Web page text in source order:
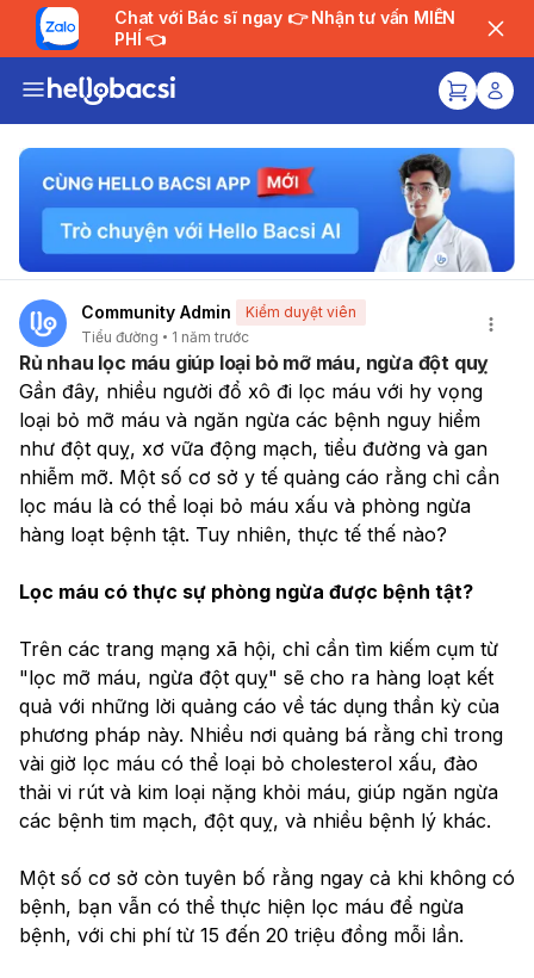
Chat với Bác sĩ ngay 👉 Nhận tư vấn MIỄN
PHÍ 👈
Community Admin
Kiểm duyệt viên
Tiểu đường
1 năm trước
Rủ nhau lọc máu giúp loại bỏ mỡ máu, ngừa đột quỵ
Gần đây, nhiều người đổ xô đi lọc máu với hy vọng
loại bỏ mỡ máu và ngăn ngừa các bệnh nguy hiểm
như đột quỵ, xơ vữa động mạch, tiểu đường và gan
nhiễm mỡ. Một số cơ sở y tế quảng cáo rằng chỉ cần
lọc máu là có thể loại bỏ máu xấu và phòng ngừa
hàng loạt bệnh tật. Tuy nhiên, thực tế thế nào?
Lọc máu có thực sự phòng ngừa được bệnh tật?
Trên các trang mạng xã hội, chỉ cần tìm kiếm cụm từ
"lọc mỡ máu, ngừa đột quỵ" sẽ cho ra hàng loạt kết
quả với những lời quảng cáo về tác dụng thần kỳ của
phương pháp này. Nhiều nơi quảng bá rằng chỉ trong
vài giờ lọc máu có thể loại bỏ cholesterol xấu, đào
thải vi rút và kim loại nặng khỏi máu, giúp ngăn ngừa
các bệnh tim mạch, đột quỵ, và nhiều bệnh lý khác.
Một số cơ sở còn tuyên bố rằng ngay cả khi không có
bệnh, bạn vẫn có thể thực hiện lọc máu để ngừa
bệnh, với chi phí từ 15 đến 20 triệu đồng mỗi lần.